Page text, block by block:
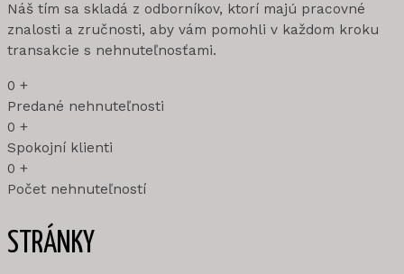
Náš tím sa skladá z odborníkov, ktorí majú pracovné
znalosti a zručnosti, aby vám pomohli v každom kroku
transakcie s nehnuteľnosťami.
0 +
Predané nehnuteľnosti
0 +
Spokojní klienti
0 +
Počet nehnuteľností
STRÁNKY